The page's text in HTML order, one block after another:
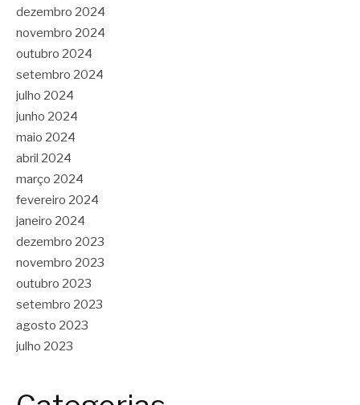
dezembro 2024
novembro 2024
outubro 2024
setembro 2024
julho 2024
junho 2024
maio 2024
abril 2024
março 2024
fevereiro 2024
janeiro 2024
dezembro 2023
novembro 2023
outubro 2023
setembro 2023
agosto 2023
julho 2023